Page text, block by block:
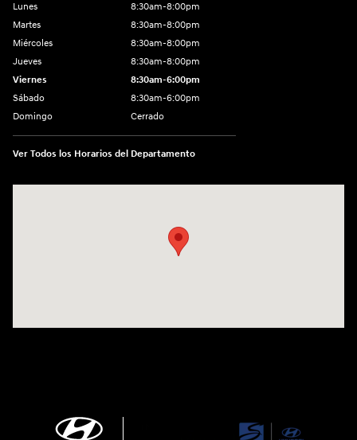
Lunes
8:30am-8:00pm
Martes
8:30am-8:00pm
Miércoles
8:30am-8:00pm
Jueves
8:30am-8:00pm
Viernes
8:30am-6:00pm
Sábado
8:30am-6:00pm
Domingo
Cerrado
Ver Todos los Horarios del Departamento